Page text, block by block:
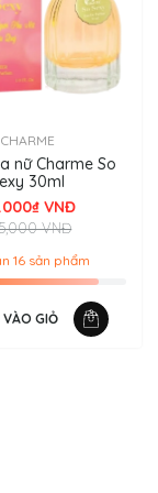
CHARME
nữ Charme So
30ml
VNĐ
VNĐ
16 sản phẩm
VÀO GIỎ